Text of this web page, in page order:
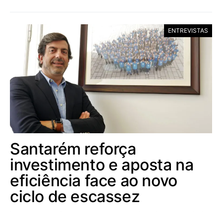
ENTREVISTAS
Santarém reforça
investimento e aposta na
eficiência face ao novo
ciclo de escassez